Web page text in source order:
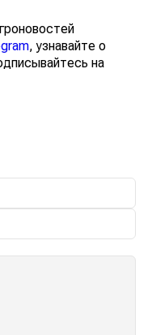
, узнавайте о
на